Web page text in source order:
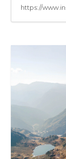
https://